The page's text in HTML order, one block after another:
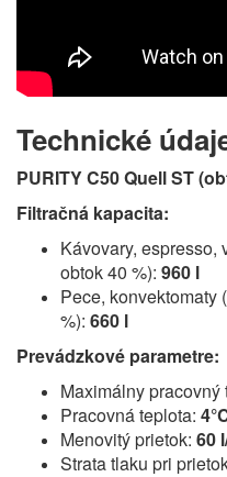
Technické
PURITY C50 Quell ST
Filtračná kapacita:
Kávovary, espresso,
obtok 40 %): 960 l
Pece, konvektomaty
%): 660 l
Prevádzkové parametre:
Maximálny pracovný
Pracovná teplota:
Menovitý prietok: 60
Strata tlaku pri